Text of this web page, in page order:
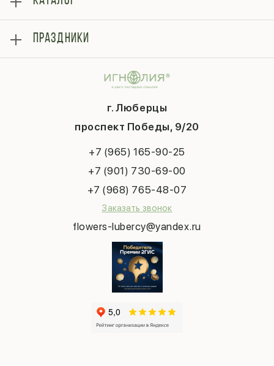
г. Люберцы
проспект Победы, 9/20
+7 (965) 165-90-25
+7 (901) 730-69-00
+7 (968) 765-48-07
Заказать звонок
flowers-lubercy@yandex.ru
Оплата
Отзывы
Блог
Гарантии
Контакты
Публичная оферта
Букеты
Композиции
ПРАЗДНИКИ
Последний звонок